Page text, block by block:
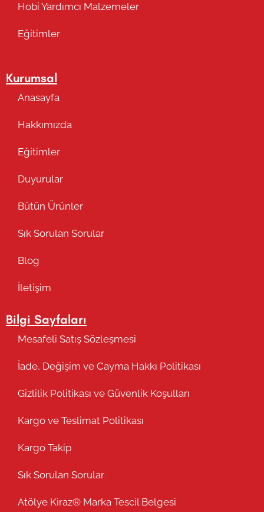
Hobi Yardımcı Malzemeler
Eğitimler
Kurumsal
Anasayfa
Hakkımızda
Eğitimler
Duyurular
Bütün Ürünler
Sık Sorulan Sorular
Blog
İletişim
Bilgi Sayfaları
Mesafeli Satış Sözleşmesi
İade, Değişim ve Cayma Hakkı Politikası
Gizlilik Politikası ve Güvenlik Koşulları
Kargo ve Teslimat Politikası
Kargo Takip
Sık Sorulan Sorular
Atölye Kiraz® Marka Tescil Belgesi